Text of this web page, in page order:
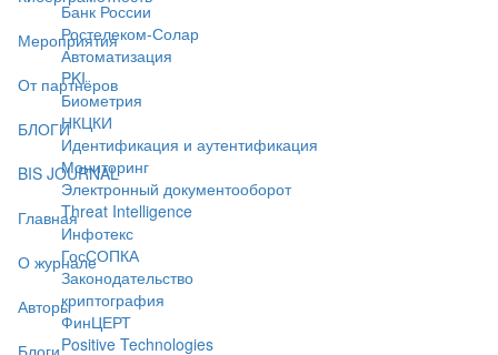
Мероприятия
От партнёров
БЛОГИ
BIS JOURNAL
Главная
О журнале
Авторы
Блоги
Банк России
Ростелеком-Солар
Автоматизация
PKI
Биометрия
НКЦКИ
Идентификация и аутентификация
Мониторинг
Электронный документооборот
Threat Intelligence
Инфотекс
ГосСОПКА
Законодательство
криптография
ФинЦЕРТ
Positive Technologies